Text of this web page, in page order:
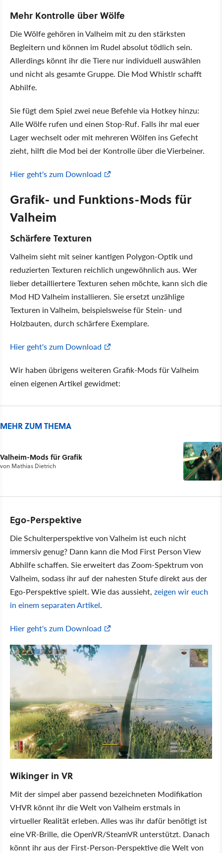
Mehr Kontrolle über Wölfe
Die Wölfe gehören in Valheim mit zu den stärksten
Begleitern und können im Rudel absolut tödlich sein.
Allerdings könnt ihr die Tiere nur individuell auswählen
und nicht als gesamte Gruppe. Die Mod Whistlr schafft
Abhilfe.
Sie fügt dem Spiel zwei neue Befehle via Hotkey hinzu:
Alle Wölfe rufen und einen Stop-Ruf. Falls ihr mal euer
Lager wechselt oder mit mehreren Wölfen ins Gefecht
zieht, hilft die Mod bei der Kontrolle über die Vierbeiner.
Hier geht's zum Download
Grafik- und Funktions-Mods für
Valheim
Schärfere Texturen
Valheim sieht mit seiner kantigen Polygon-Optik und
reduzierten Texturen reichlich ungewöhnlich aus. Wer
lieber detailliertere Texturen sehen möchte, kann sich die
Mod HD Valheim installieren. Sie ersetzt unzählige
Texturen in Valheim, beispielsweise für Stein- und
Holzbauten, durch schärfere Exemplare.
Hier geht's zum Download
Wir haben übrigens weiteren Grafik-Mods für Valheim
einen eigenen Artikel gewidmet:
MEHR ZUM THEMA
Valheim-Mods für Grafik
von Mathias Dietrich
Ego-Perspektive
Die Schulterperspektive von Valheim ist euch nicht
immersiv genug? Dann kann die Mod First Person View
Abhilfe schaffen. Sie erweitert das Zoom-Spektrum von
Valheim, sodass ihr auf der nahesten Stufe direkt aus der
Ego-Perspektive spielt. Wie das aussieht, zeigen wir euch
in einem separaten Artikel.
Hier geht's zum Download
Wikinger in VR
Mit der simpel aber passend bezeichneten Modifikation
VHVR könnt ihr die Welt von Valheim erstmals in
virtueller Realität erleben. Alles was ihr dafür benötigt ist
eine VR-Brille, die OpenVR/SteamVR unterstützt. Danach
könnt ihr aus der First-Person-Perspektive die Welt von